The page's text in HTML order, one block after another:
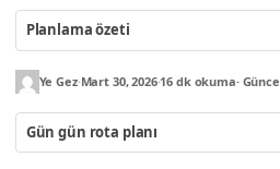
Planlama özeti
Ye Gez·Mart 30, 2026·16 dk okuma·
Gün gün rota planı